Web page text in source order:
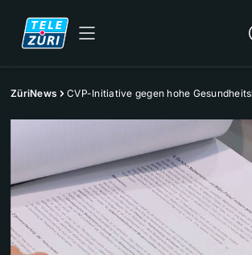
ZüriNews CVP-Initiative gegen hohe